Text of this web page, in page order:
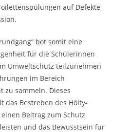
auf Defekte
bot somit eine
für die Schülerinnen
Umweltschutz teilzunehmen
im Bereich
zu sammeln. Dieses
das Bestreben des Hölty-
Beitrag zum Schutz
und das Bewusstsein für